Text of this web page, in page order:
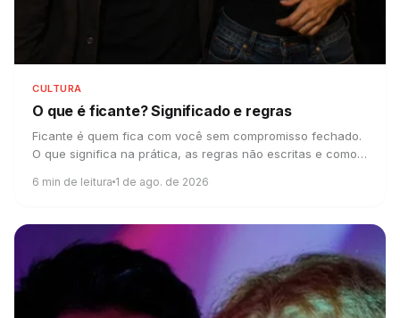
CULTURA
O que é ficante?Significado e regras
Ficante é quem fica com você sem compromisso fechado.
O que significa na prática, as regras não escritas e como
6 min de leitura 1 de ago. de 2026